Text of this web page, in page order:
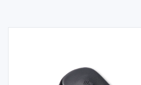
Bránovésystémy
záhrada